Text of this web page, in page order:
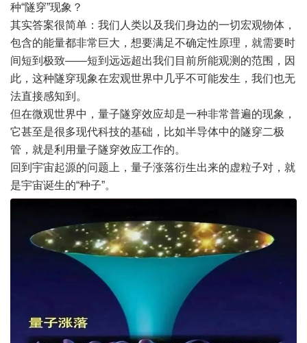
种“隧穿”现象？
其实答案很简单：我们人类以及我们身边的一切宏观物体，
包含的能量都非常巨大，想要满足不确定性原理，就需要时
间短到极致——短到远远超出我们目前所能观测的范围，因
此，这种隧穿现象在宏观世界中几乎不可能发生，我们也无
法直接感知到。
但在微观世界中，量子隧穿效应却是一种非常普遍的现象，
它甚至是很多现代科技的基础，比如半导体中的隧穿二极
管，就是利用量子隧穿效应工作的。
回到宇宙起源的问题上，量子涨落衍生出来的虚粒子对，就
是宇宙诞生的“种子”。